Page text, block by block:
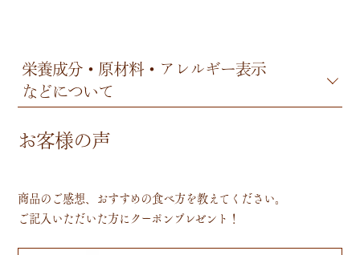
栄養成分・原材料・アレルギー表示
などについて
お客様の声
商品のご感想、おすすめの食べ方を教えてください。
ご記入いただいた方にクーポンプレゼント！